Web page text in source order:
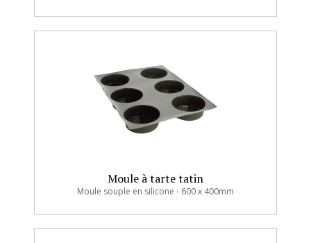
Moule à tarte tatin
Moule souple en silicone - 600 x 400mm